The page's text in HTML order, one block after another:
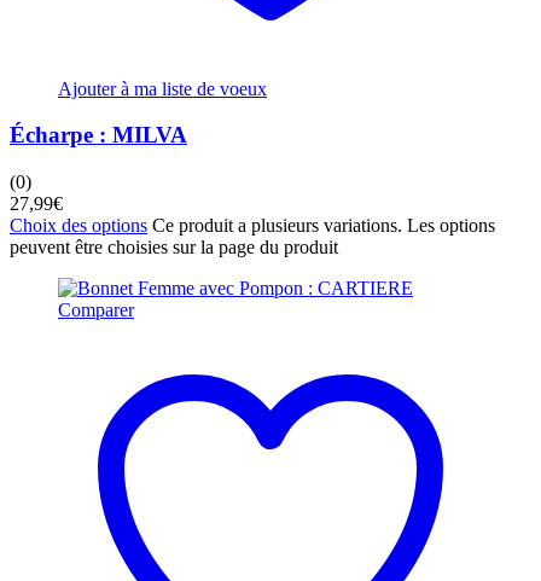
Ajouter à ma liste de voeux
Écharpe : MILVA
(0)
27,99€
Choix des options Ce produit a plusieurs variations. Les options
peuvent être choisies sur la page du produit
Comparer